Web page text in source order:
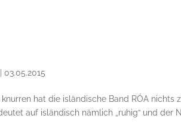
|03.05.2015
knurren hat die isländische Band RÓA nichts
auf isländisch nämlich „ruhig“ und der